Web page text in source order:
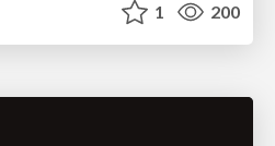
1 200